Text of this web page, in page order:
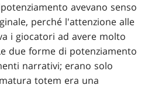
avevano senso
perché l'attenzione alle
i giocatori ad avere molto
due forme di potenziamento
narrativi; erano solo
totem era una